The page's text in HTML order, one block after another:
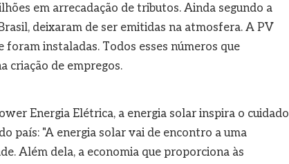
em arrecadação de tributos. Ainda segundo a
deixaram de ser emitidas na atmosfera. A PV
foram instaladas. Todos esses números que
criação de empregos.
Energia Elétrica, a energia solar inspira o cuidado
país: "A energia solar vai de encontro a uma
Além dela, a economia que proporciona às